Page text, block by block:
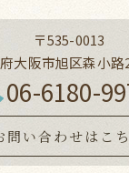
〒535-0013
大阪市旭区森小路
06-6180-
問い合わせはこ